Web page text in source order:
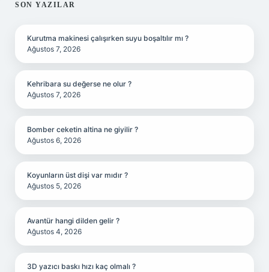
SIDEBAR
SON YAZILAR
Kurutma makinesi çalışırken suyu boşaltılır mı ?
Ağustos 7, 2026
Kehribara su değerse ne olur ?
Ağustos 7, 2026
Bomber ceketin altina ne giyilir ?
Ağustos 6, 2026
Koyunların üst dişi var mıdır ?
Ağustos 5, 2026
Avantür hangi dilden gelir ?
Ağustos 4, 2026
3D yazıcı baskı hızı kaç olmalı ?